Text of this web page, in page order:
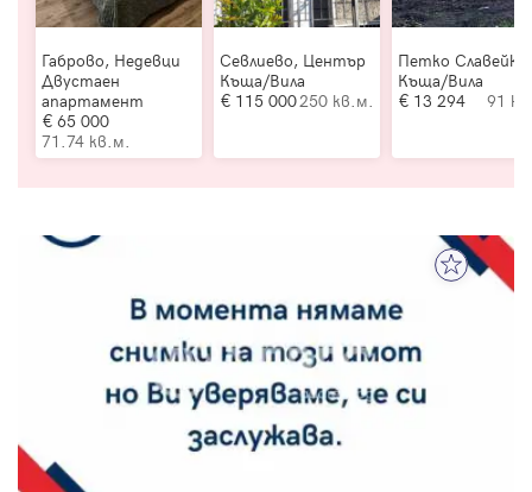
Габрово, Недевци
Двустаен
апартамент
65 000
71.74 кв.м.
Севлиево, Център
Къща/Вила
115 000250 кв.м.
Петко
Къща/Вила
13 294
91